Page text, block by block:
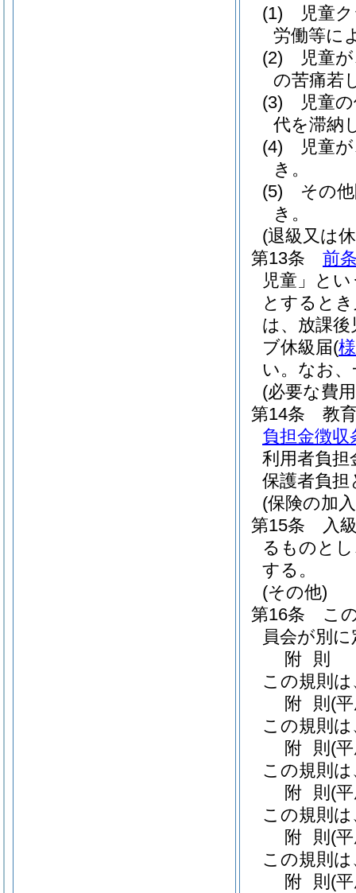
(1)
児童
労働等に
(2)
児童
の苦痛若
(3)
児童
代を滞納
(4)
児童
き。
(5)
その
き。
(退級又は
第13条
前
児童」と
とすると
は、放課
ブ休級届(
い。 なお
(必要な費
第14条
教
負担金徴収
利用者負
保護者負
(保険の加
第15条
入
るものと
する。
(その他)
第16条
こ
員会が別
附 則
この規則
附 則 (
この規則
附 則 (
この規則
附 則 (
この規則
附 則 (
この規則
附 則 (